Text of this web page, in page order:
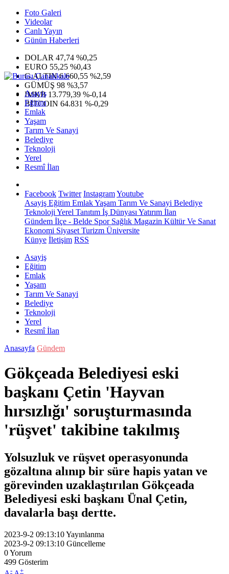
Foto Galeri
Videolar
Canlı Yayın
Günün Haberleri
DOLAR 47,74 %0,25
EURO 55,25 %0,43
G.ALTIN6.660,55 %2,59
GÜMÜŞ 98 %3,57
IMKB 13.779,39 %-0,14
BITCOIN 64.831 %-0,29
Asayiş
Eğitim
Emlak
Yaşam
Tarım Ve Sanayi
Belediye
Teknoloji
Yerel
Resmî İlan
Facebook Twitter InstagramYoutube
Asayiş Eğitim EmlakYaşam Tarım Ve Sanayi Belediye
Teknoloji Yerel Tanıtım İş Dünyası Yatırım İlan
Gündem İlçe - Belde SporSağlık Magazin Kültür Ve Sanat
Ekonomi Siyaset Turizm Üniversite
Künye İletişim RSS
Asayiş
Eğitim
Emlak
Yaşam
Tarım Ve Sanayi
Belediye
Teknoloji
Yerel
Resmî İlan
Anasayfa Gündem
Gökçeada Belediyesi eski
başkanı Çetin 'Hayvan
hırsızlığı' soruşturmasında
'rüşvet' takibine takılmış
Yolsuzluk ve rüşvet operasyonunda
gözaltına alınıp bir süre hapis yatan ve
görevinden uzaklaştırılan Gökçeada
Belediyesi eski başkanı Ünal Çetin,
davalarla başı dertte.
2023-9-2 09:13:10Yayınlanma
2023-9-2 09:13:10 Güncelleme
0Yorum
499 Gösterim
- +